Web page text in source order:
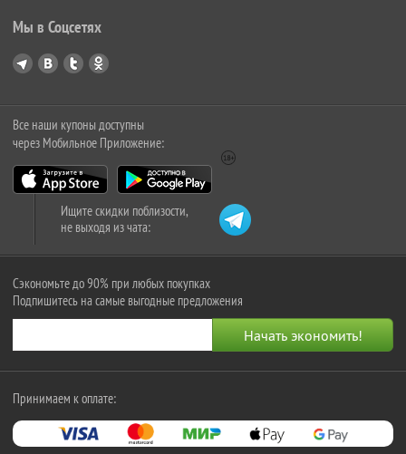
Мы в Соцсетях
Все наши купоны доступны
через Мобильное Приложение:
Ищите скидки поблизости,
не выходя из чата:
Сэкономьте до 90% при любых покупках
Подпишитесь на самые выгодные предложения
Принимаем к оплате: